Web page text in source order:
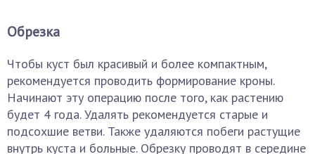
Обрезка
Чтобы куст был красивый и более компактным,
рекомендуется проводить формирование кроны.
Начинают эту операцию после того, как растению
будет 4 года. Удалять рекомендуется старые и
подсохшие ветви. Также удаляются побеги растущие
внутрь куста и больные. Обрезку проводят в середине